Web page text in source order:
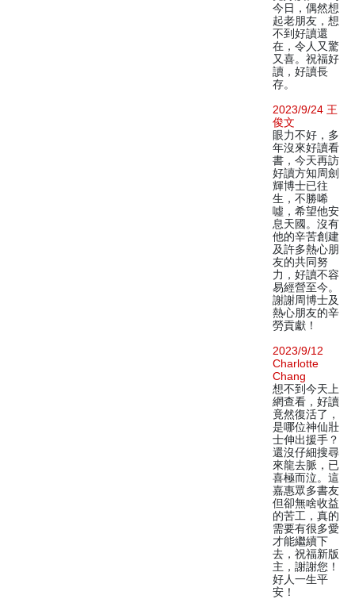
今日，偶然想
起老朋友，想
不到好讀還
在，令人又驚
又喜。祝福好
讀，好讀長
存。
2023/9/24 王
俊文
眼力不好，多
年沒來好讀看
書，今天再訪
好讀方知周劍
輝博士已往
生，不勝唏
噓，希望他安
息天國。沒有
他的辛苦創建
及許多熱心朋
友的共同努
力，好讀不容
易經營至今。
謝謝周博士及
熱心朋友的辛
勞貢獻！
2023/9/12
Charlotte
Chang
想不到今天上
網查看，好讀
竟然復活了，
是哪位神仙壯
士伸出援手？
還沒仔細搜尋
來龍去脈，已
喜極而泣。這
嘉惠眾多書友
但卻無啥收益
的苦工，真的
需要有很多愛
才能繼續下
去，祝福新版
主，謝謝您！
好人一生平
安！